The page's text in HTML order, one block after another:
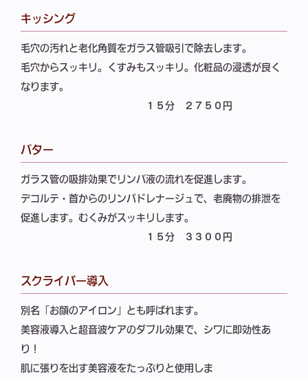
キッシング
毛穴の汚れと老化角質をガラス管吸引で除去します。
毛穴からスッキリ。くすみもスッキリ。化粧品の浸透が良く
なります。
１５分
２７５０円
パター
ガラス管の吸排効果でリンパ液の流れを促進します。
デコルテ・首からのリンパドレナージュで、老廃物の排泄を
促進します。むくみがスッキリします。
１５分
３３００円
スクライバー導入
別名「お顔のアイロン」とも呼ばれます。
美容液導入と超音波ケアのダブル効果で、シワに即効性あ
り！
肌に張りを出す美容液をたっぷりと使用しま